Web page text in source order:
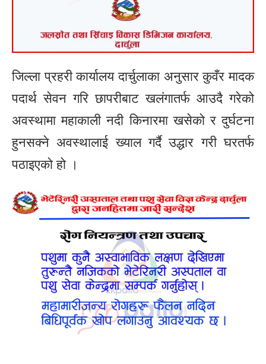
जिल्ला प्रहरी कार्यालय दार्चुलाका अनुसार कुवँर मादक
पदार्थ सेवन गरि छापरीबाट खलंगातर्फ आउदै गरेको
अवस्थामा महाकाली नदी किनारमा खसेको र दुर्घटना
हुनसक्ने अवस्थालाई ख्याल गर्दै उद्धार गरी घरतर्फ
पठाइएको हो ।